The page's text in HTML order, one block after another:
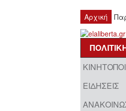
Αρχική
ΕΙΔΉΣΕΙΣ
Τετάρτη, 23
τροχαίο